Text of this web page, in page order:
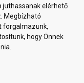
juthassanak elérhető
Megbízható
forgalmazunk,
hogy Önnek